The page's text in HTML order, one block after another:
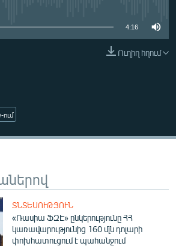
4:16
Ուղիղ հղում
ում
ՏՆՏԵՍՈՒԹՅՈՒՆ
«Ռասիա ՖԶԷ» ընկերությունը ՀՀ
կառավարությունից 160 մլն դոլարի
փոխհատուցում է պահանջում